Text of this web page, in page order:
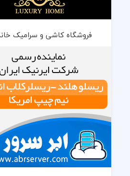
فروشگاه کاشی و سرامیک